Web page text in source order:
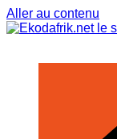
Aller au contenu